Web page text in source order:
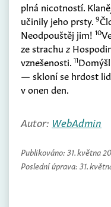
plná nicotností.
učinily jeho prsty. 9
Neodpouštěj jim! 10
ze strachu z
vznešenosti. 11
— skloní se hrdost
v onen den.
Autor: WebAdmin
Publikováno: 31. května
Poslední úprava: 31.